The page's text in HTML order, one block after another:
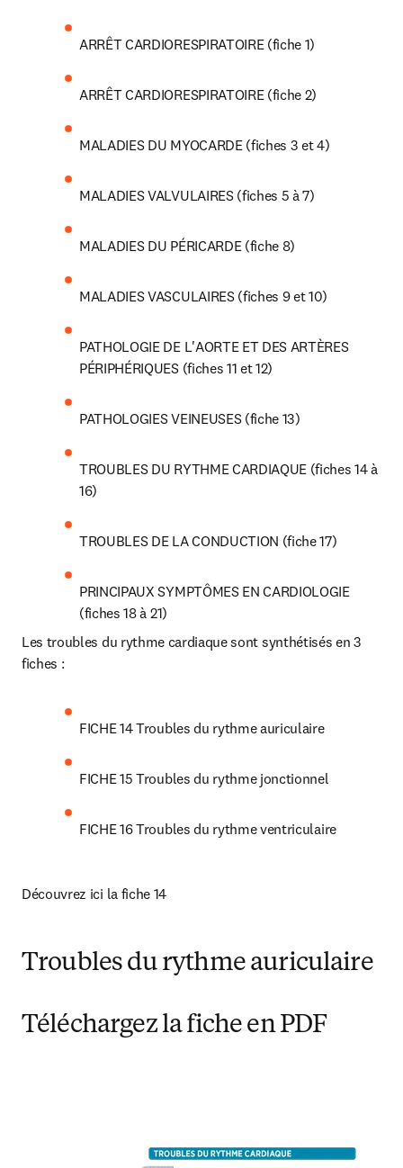
ARRÊT CARDIORESPIRATOIRE (fiche 1)
ARRÊT CARDIORESPIRATOIRE (fiche 2)
MALADIES DU MYOCARDE (fiches 3 et 4)
MALADIES VALVULAIRES (fiches 5 à 7)
MALADIES DU PÉRICARDE (fiche 8)
MALADIES VASCULAIRES (fiches 9 et 10)
PATHOLOGIE DE L'AORTE ET DES ARTÈRES
PÉRIPHÉRIQUES (fiches 11 et 12)
PATHOLOGIES VEINEUSES (fiche 13)
TROUBLES DU RYTHME CARDIAQUE (fiches 14 à
16)
TROUBLES DE LA CONDUCTION (fiche 17)
PRINCIPAUX SYMPTÔMES EN CARDIOLOGIE
(fiches 18 à 21)
Les troubles du rythme cardiaque sont synthétisés en 3
fiches :
FICHE 14 Troubles du rythme auriculaire
FICHE 15 Troubles du rythme jonctionnel
FICHE 16 Troubles du rythme ventriculaire
Découvrez ici la fiche 14
Troubles du rythme auriculaire
Téléchargez la fiche en PDF